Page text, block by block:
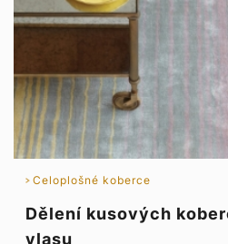
Celoplošné koberce
Dělení kusových
vlasu